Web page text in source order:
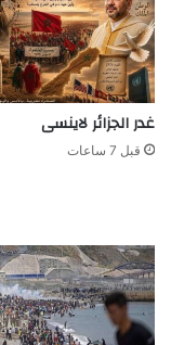
غدر الجزائر لاينسى
قبل 7 ساعات